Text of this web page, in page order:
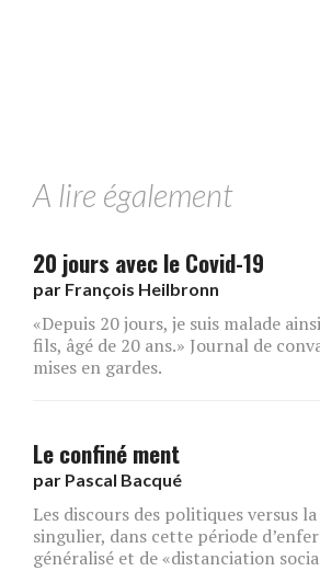
A lire également
20 jours avec le Covid-19
par François Heilbronn
«Depuis 20 jours, je suis malade
fils, âgé de 20 ans.» Journal de
mises en gardes.
Le confiné ment
par Pascal Bacqué
Les discours des politiques versus
singulier, dans cette période
généralisé et de «distanciation